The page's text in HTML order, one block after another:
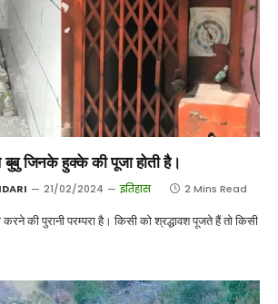
जिनके हुक्के की पूजा होती है।
21/02/2024 इतिहास 2 Mins Read
करने की पुरानी परम्परा है। किसी को श्रद्धावश पूजते हैं तो किसी